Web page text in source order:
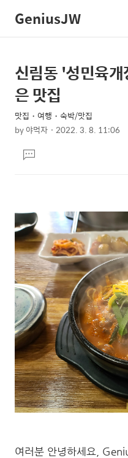
GeniusJW
상
세
컨
텐
본
문
제
목
신림동 '성민육
은 맛집
맛집・여행・숙박/맛집
by야먹자 2022. 3. 8. 11:06
문댓
글
여러분 안녕하세요,